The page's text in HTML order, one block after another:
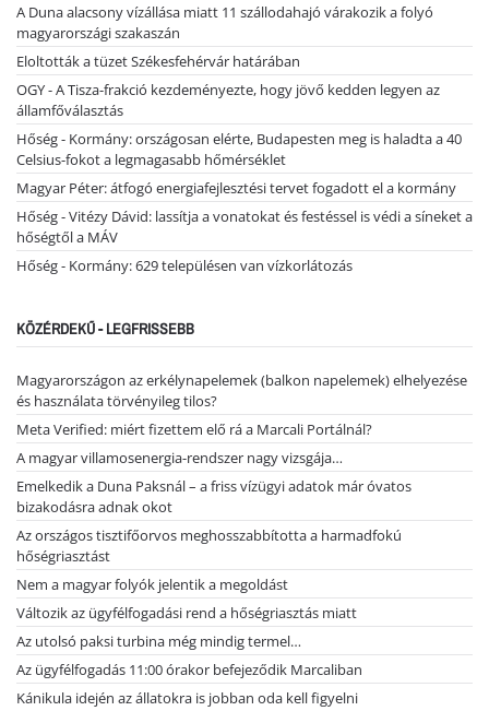
A Duna alacsony vízállása miatt 11 szállodahajó várakozik a folyó
magyarországi szakaszán
Eloltották a tüzet Székesfehérvár határában
OGY - A Tisza-frakció kezdeményezte, hogy jövő kedden legyen az
államfőválasztás
Hőség - Kormány: országosan elérte, Budapesten meg is haladta a 40
Celsius-fokot a legmagasabb hőmérséklet
Magyar Péter: átfogó energiafejlesztési tervet fogadott el a kormány
Hőség - Vitézy Dávid: lassítja a vonatokat és festéssel is védi a síneket a
hőségtől a MÁV
Hőség - Kormány: 629 településen van vízkorlátozás
KÖZÉRDEKŰ - LEGFRISSEBB
Magyarországon az erkélynapelemek (balkon napelemek) elhelyezése
és használata törvényileg tilos?
Meta Verified: miért fizettem elő rá a Marcali Portálnál?
A magyar villamosenergia-rendszer nagy vizsgája…
Emelkedik a Duna Paksnál – a friss vízügyi adatok már óvatos
bizakodásra adnak okot
Az országos tisztifőorvos meghosszabbította a harmadfokú
hőségriasztást
Nem a magyar folyók jelentik a megoldást
Változik az ügyfélfogadási rend a hőségriasztás miatt
Az utolsó paksi turbina még mindig termel…
Az ügyfélfogadás 11:00 órakor befejeződik Marcaliban
Kánikula idején az állatokra is jobban oda kell figyelni